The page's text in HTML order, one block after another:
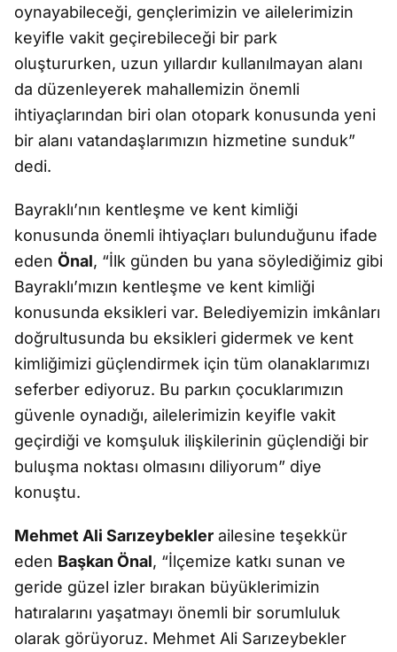
oynayabileceği, gençlerimizin ve ailelerimizin
keyifle vakit geçirebileceği bir park
oluştururken, uzun yıllardır kullanılmayan alanı
da düzenleyerek mahallemizin önemli
ihtiyaçlarından biri olan otopark konusunda yeni
bir alanı vatandaşlarımızın hizmetine sunduk”
dedi.
Bayraklı’nın kentleşme ve kent kimliği
konusunda önemli ihtiyaçları bulunduğunu ifade
eden Önal, “İlk günden bu yana söylediğimiz gibi
Bayraklı’mızın kentleşme ve kent kimliği
konusunda eksikleri var. Belediyemizin imkânları
doğrultusunda bu eksikleri gidermek ve kent
kimliğimizi güçlendirmek için tüm olanaklarımızı
seferber ediyoruz. Bu parkın çocuklarımızın
güvenle oynadığı, ailelerimizin keyifle vakit
geçirdiği ve komşuluk ilişkilerinin güçlendiği bir
buluşma noktası olmasını diliyorum” diye
konuştu.
Mehmet Ali Sarızeybekler ailesine teşekkür
eden Başkan Önal, “İlçemize katkı sunan ve
geride güzel izler bırakan büyüklerimizin
hatıralarını yaşatmayı önemli bir sorumluluk
olarak görüyoruz. Mehmet Ali Sarızeybekler